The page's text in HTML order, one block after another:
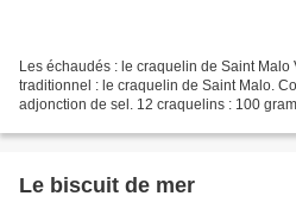
Les échaudés : le craquelin de Saint Malo
traditionnel : le craquelin de Saint Malo.
adjonction de sel. 12 craquelins : 100
Le biscuit de mer